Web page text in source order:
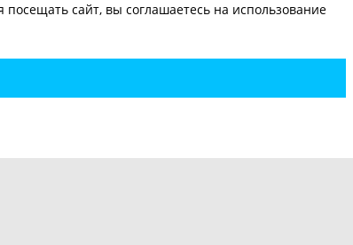
сайт, вы соглашаетесь на использование